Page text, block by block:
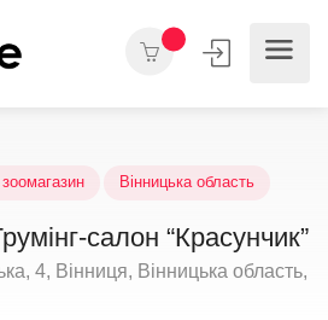
салон
4, Вінниця, Вінницька